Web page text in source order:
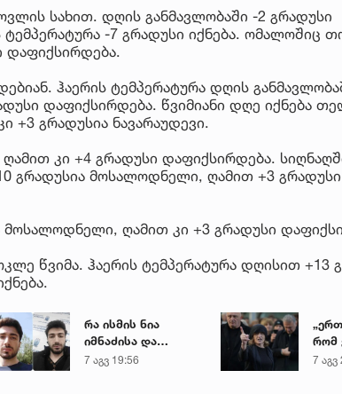
სახით. დღის განმავლობაში -2 გრადუსი
-7 გრადუსი იქნება. ომალოშიც
დაფიქსირდება.
ჰაერის ტემპერატურა დღის
დაფიქსირდება. წვიმიანი დღე იქნება
+3 გრადუსია ნავარაუდევი.
კი +4 გრადუსი დაფიქსირდება.
გრადუსია მოსალოდნელი, ღამით +3 გრადუსი
ღამით კი +3 გრადუსი
წვიმა. ჰაერის ტემპერატურა დღისით +13
რა ისმის ნია
იმნაძისა და
მამამისის ფარული
7 აგვ 19:56
რომ
7 აგვ